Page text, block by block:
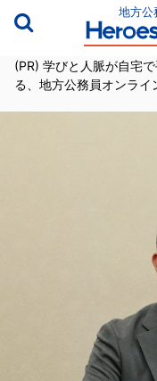
地方公
(PR) 学びと人脈が自宅
る、地方公務員オンライ